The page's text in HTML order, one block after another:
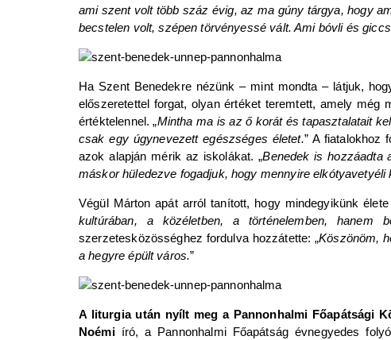
ami szent volt több száz évig, az ma gúny tárgya, hogy
becstelen volt, szépen törvényessé vált. Ami bóvli és
Ha Szent Benedekre nézünk – mint mondta – látjuk,
előszeretettel forgat, olyan értéket teremtett, amely
értéktelennel. „Mintha ma is az ő korát és tapasztalatait
csak egy úgynevezett egészséges életet.” A fiatalokhoz
azok alapján mérik az iskolákat. „Benedek is hozzáadta
máskor hüledezve fogadjuk, hogy mennyire
Végül Márton apát arról tanított, hogy mindegyikünk
kultúrában, a közéletben, a történelemben,
szerzetesközösséghez fordulva hozzátette: „Köszönöm,
a hegyre épült város.”
A liturgia után nyílt meg a Pannonhalmi Főapátsági
Noémiíró, a Pannonhalmi Főapátság évnegyedes